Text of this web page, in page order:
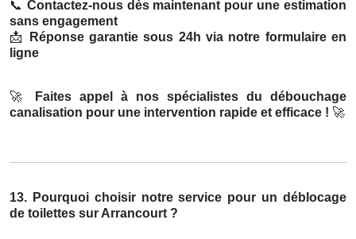
📞 Contactez-nous dès maintenant pour une estimation
sans engagement
📩
Réponse garantie sous 24h via notre formulaire en
ligne
🚀
Faites appel à nos spécialistes du débouchage
canalisation pour une intervention rapide et efficace ! 🚀
13. Pourquoi choisir notre service pour un déblocage
de toilettes sur Arrancourt ?